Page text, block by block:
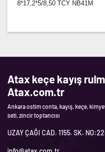
8*17,2*5/8,50 TCY NB41M
Atax keçe kayış
Atax.com.tr
Ankara ostim conta, kayış, keçe,
seti, zincir toptancısı
UZAY ÇAĞI CAD. 1155. SK.